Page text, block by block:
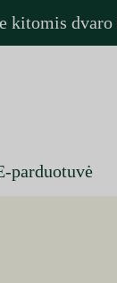
kitomis
parduotuvė